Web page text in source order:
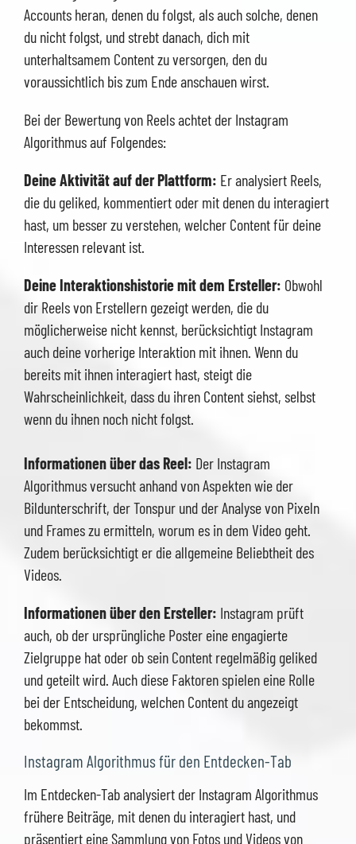
Accounts heran, denen du folgst, als auch solche, denen
du nicht folgst, und strebt danach, dich mit
unterhaltsamem Content zu versorgen, den du
voraussichtlich bis zum Ende anschauen wirst.
Bei der Bewertung von Reels achtet der Instagram
Algorithmus auf Folgendes:
Deine Aktivität auf der Plattform: Er analysiert Reels,
die du geliked, kommentiert oder mit denen du interagiert
hast, um besser zu verstehen, welcher Content für deine
Interessen relevant ist.
Deine Interaktionshistorie mit dem Ersteller: Obwohl
dir Reels von Erstellern gezeigt werden, die du
möglicherweise nicht kennst, berücksichtigt Instagram
auch deine vorherige Interaktion mit ihnen. Wenn du
bereits mit ihnen interagiert hast, steigt die
Wahrscheinlichkeit, dass du ihren Content siehst, selbst
wenn du ihnen noch nicht folgst.
Informationen über das Reel: Der Instagram
Algorithmus versucht anhand von Aspekten wie der
Bildunterschrift, der Tonspur und der Analyse von Pixeln
und Frames zu ermitteln, worum es in dem Video geht.
Zudem berücksichtigt er die allgemeine Beliebtheit des
Videos.
Informationen über den Ersteller: Instagram prüft
auch, ob der ursprüngliche Poster eine engagierte
Zielgruppe hat oder ob sein Content regelmäßig geliked
und geteilt wird. Auch diese Faktoren spielen eine Rolle
bei der Entscheidung, welchen Content du angezeigt
bekommst.
Instagram Algorithmus für den Entdecken-Tab
Im Entdecken-Tab analysiert der Instagram Algorithmus
frühere Beiträge, mit denen du interagiert hast, und
präsentiert eine Sammlung von Fotos und Videos von